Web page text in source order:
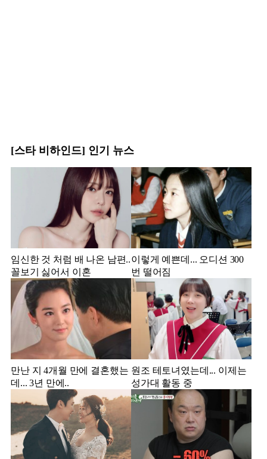
[스타 비하인드] 인기 뉴스
임신한 것 처럼 배 나온 남편..
꼴보기 싫어서 이혼
이렇게 예쁜데... 오디션 300
번 떨어짐
만난 지 4개월 만에 결혼했는
데... 3년 만에..
원조 테토녀였는데... 이제는
성가대 활동 중